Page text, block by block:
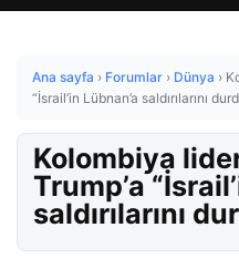
Ana sayfa › Forumlar › Dünya ›
“İsrail’in Lübnan’a saldırılarını
Kolombiya
Trump’a
saldırılarını